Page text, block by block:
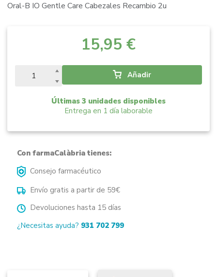
Oral-B IO Gentle Care Cabezales Recambio 2u
15,95 €
Añadir
Últimas 3 unidades disponibles
Entrega en 1 día laborable
Con farmaCalàbria tienes:
Consejo farmacéutico
Envío gratis a partir de 59€
Devoluciones hasta 15 días
¿Necesitas ayuda? 931 702 799